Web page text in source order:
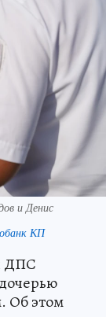
и Денис
КП
ДПС
Об этом